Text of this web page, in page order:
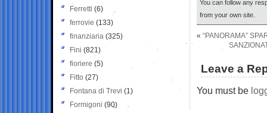
You can follow any
from your own site.
« “PANORAMA”
Leave a
You must be
Ferretti (6)
ferrovie (133)
finanziaria (325)
Fini (821)
fioriere (5)
Fitto (27)
Fontana di Trevi (1)
Formigoni (90)